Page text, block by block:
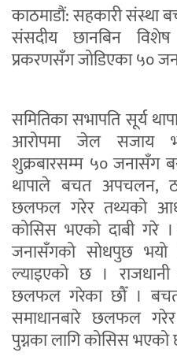
काठमाडौं: सहकारी संस्था
संसदीय छानबिन
प्रकरणसँग जोडिएका ५०
समितिका सभापति सूर्य
आरोपमा जेल सजाय
शुक्रबारसम्म ५० जनासँग
थापाले बचत अपचलन,
छलफल गरेर तथ्यको
कोसिस भएको दाबी गरे
जनासँगको सोधपुछ
ल्याइएको छ । राजधानी
छलफल गरेका छौँ ।
समाधानबारे छलफल
पुग्नका लागि कोसिस भएको